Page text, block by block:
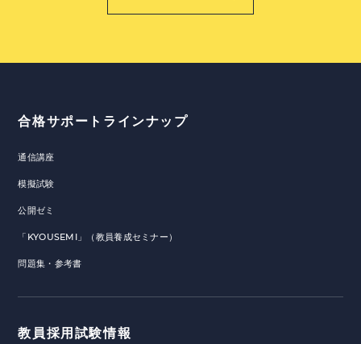
合格サポートラインナップ
通信講座
模擬試験
公開ゼミ
「KYOUSEMI」（教員養成セミナー）
問題集・参考書
教員採用試験情報